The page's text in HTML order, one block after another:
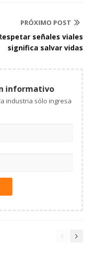
PRÓXIMO POST
señales viales
significa salvar vidas
informativo
sólo ingresa